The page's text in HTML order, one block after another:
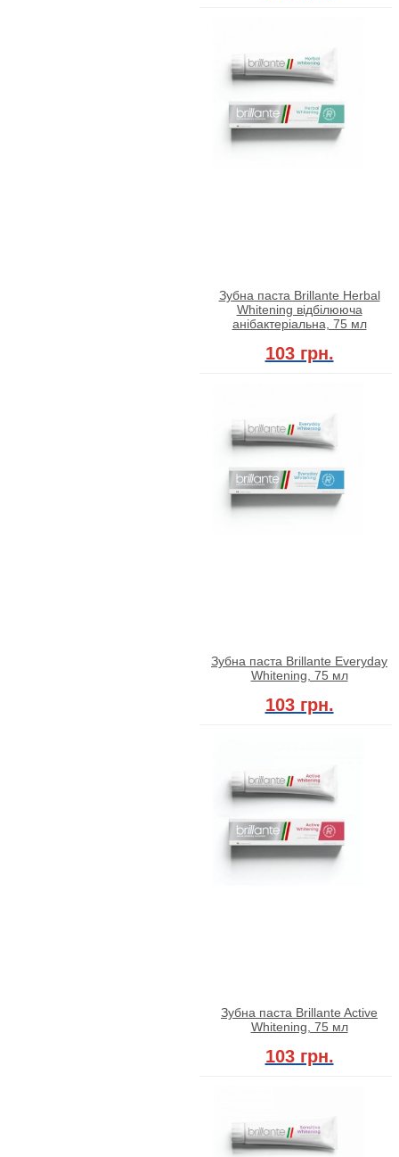
Зубна паста Brillante Herbal
Whitening відбілююча
анібактеріальна, 75 мл
103 грн.
Зубна паста Brillante Everyday
Whitening, 75 мл
103 грн.
Зубна паста Brillante Active
Whitening, 75 мл
103 грн.